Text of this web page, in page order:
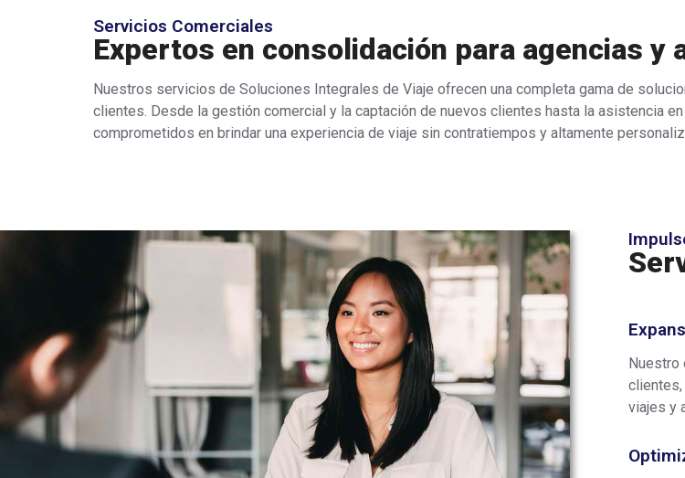
Servicios Comerciales
Expertos en consolidación para agencias y
Nuestros servicios de Soluciones Integrales de Viaje ofrecen una completa gama de
clientes. Desde la gestión comercial y la captación de nuevos clientes hasta la asistencia
comprometidos en brindar una experiencia de viaje sin contratiempos y altamente
viajes y